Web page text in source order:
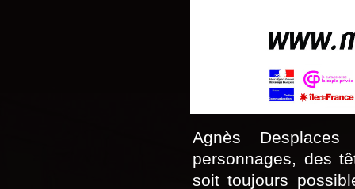
Agnès
personnages, des
soit toujours